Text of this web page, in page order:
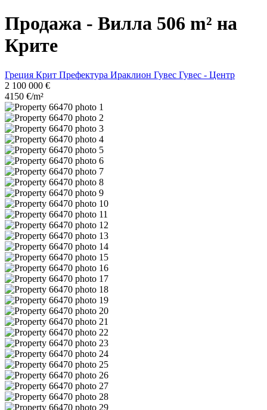
Продажа - Вилла 506 m² на
Крите
Греция Крит Префектура Ираклион Гувес Гувес - Центр
2 100 000 €
4150 €/m²